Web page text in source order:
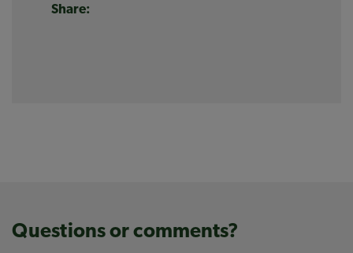
Share:
Questions or comments?